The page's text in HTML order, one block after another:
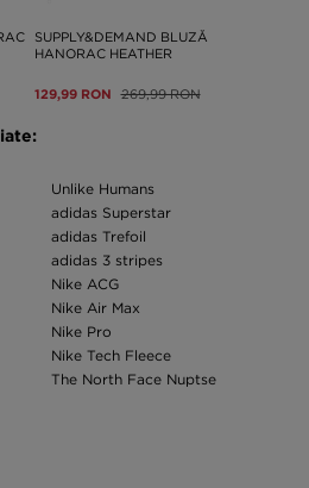
SUPPLY&DEMAND BLUZĂ
HANORAC HEATHER
129,99 RON 269,99 RON
Unlike Humans
adidas Superstar
adidas Trefoil
adidas 3 stripes
Nike ACG
Nike Air Max
Nike Pro
Nike Tech Fleece
The North Face Nuptse